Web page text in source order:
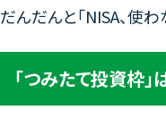
だんだんと「NISA、使
「つみたて投資枠